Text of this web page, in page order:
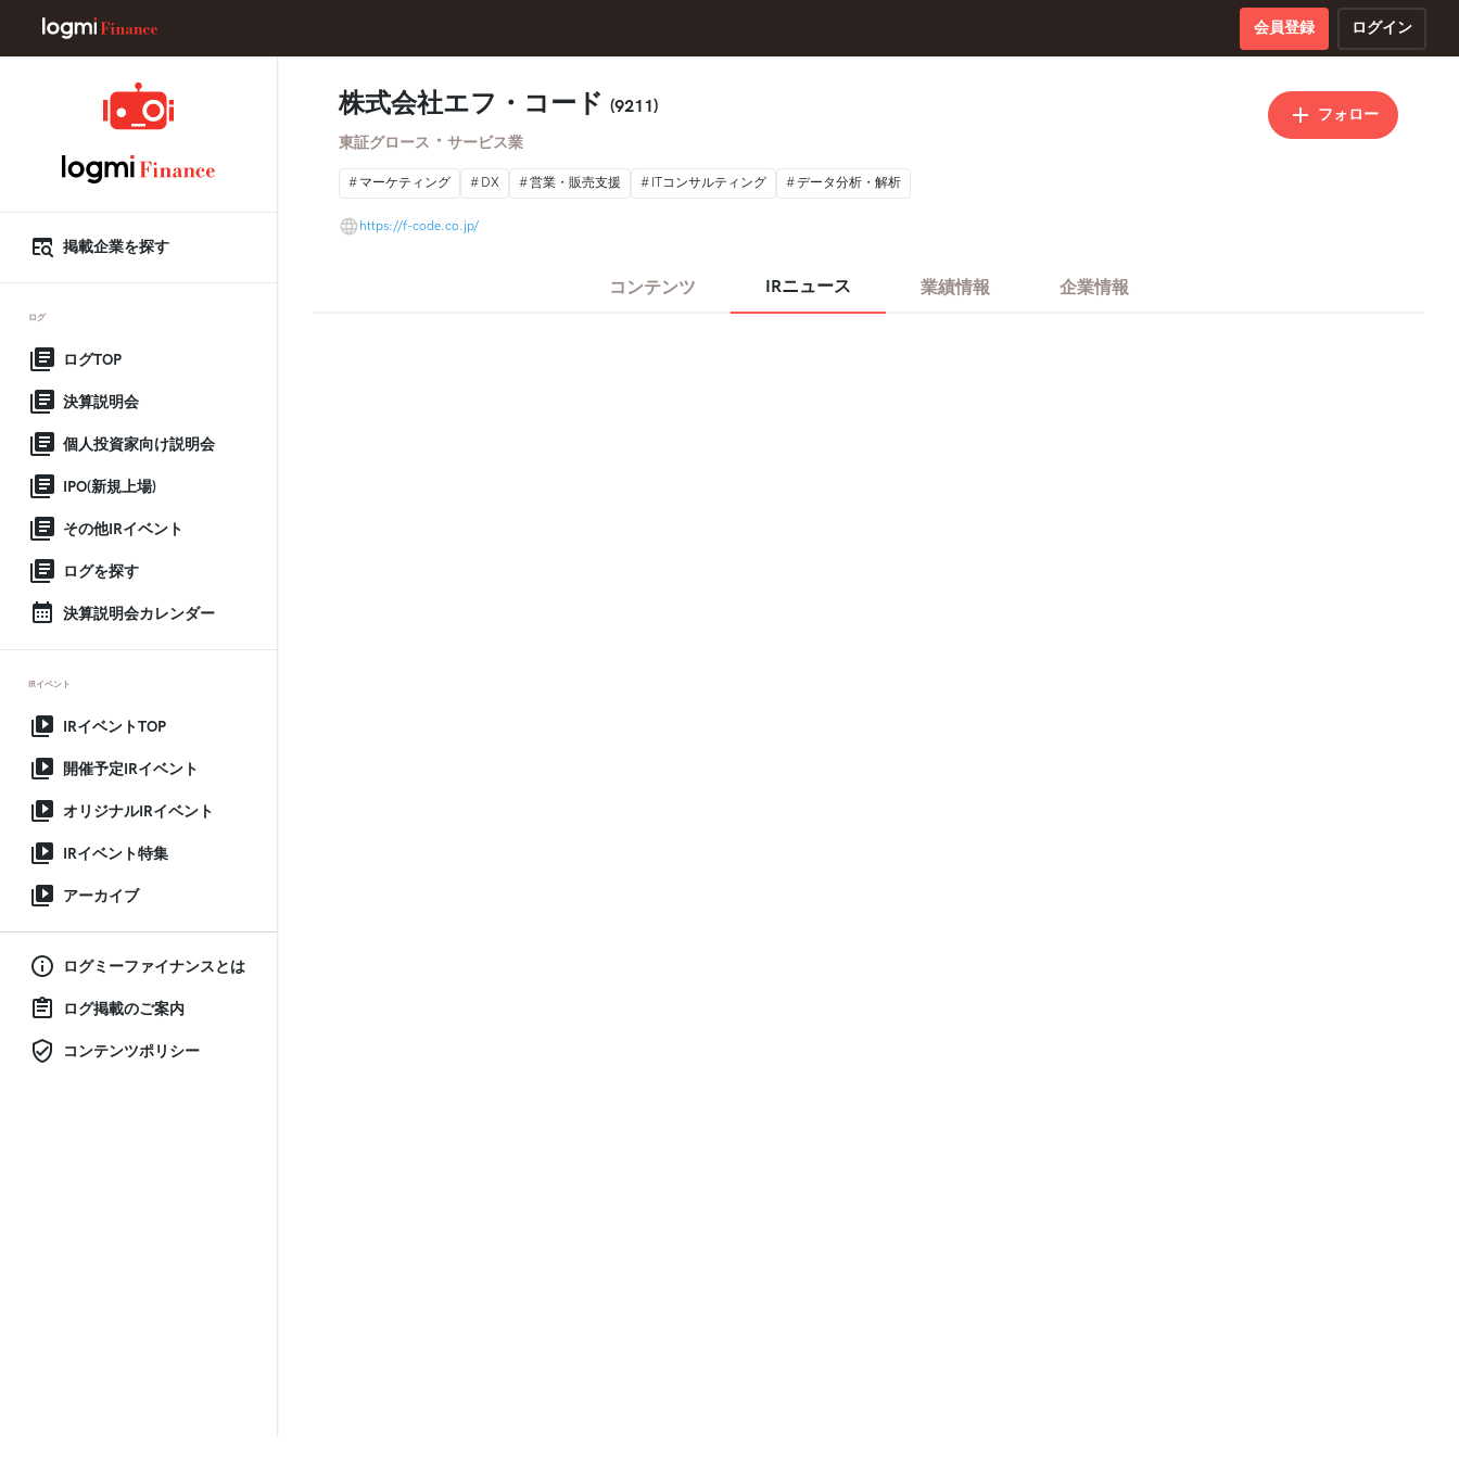
会員登録 ログイン
掲載企業を探す
ログ
ログTOP
決算説明会
個人投資家向け説明会
IPO(新規上場)
その他IRイベント
ログを探す
決算説明会カレンダー
IRイベント
IRイベントTOP
開催予定IRイベント
オリジナルIRイベント
IRイベント特集
アーカイブ
ログミーファイナンスとは
ログ掲載のご案内
コンテンツポリシー
株式会社エフ・コード (9211)
東証グロース ・ サービス業
フォロー
マーケティング DX 営業・販売支援 ITコンサルティング データ分析・解析
https://f-code.co.jp/
コンテンツ IRニュース 業績情報 企業情報